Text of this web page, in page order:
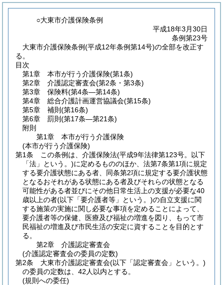
○大東市介護保険条例
平成18年3月30日
条例第23号
大東市介護保険条例(平成12年条例第14号)の全部を改正す
る。
目次
第1章
本市が行う介護保険(第1条)
第2章
介護認定審査会(第2条・第3条)
第3章
保険料(第4条―第14条)
第4章
総合介護計画運営協議会(第15条)
第5章
補則 (第16条)
第6章
罰則 (第17条―第21条)
附則
第1章
本市が行う介護保険
(本市が行う介護保険)
第1条
この条例は、介護保険法(平成9年法律第123号。以下
「法」という。)に定めるもののほか、法第7条第1項に規定
する要介護状態にある者、同条第2項に規定する要介護状態
となるおそれがある状態にある者及びそれらの状態となる
可能性がある者並びにその他日常生活上の支援が必要な40
歳以上の者(以下「要介護者等」という。)の自立支援に関
する施策の実施に関し必要な事項を定めることによって、
要介護者等の保健、医療及び福祉の増進を図り、もって市
民福祉の増進及び市民生活の安定に資することを目的とす
る。
第2章
介護認定審査会
(介護認定審査会の委員の定数)
第2条
大東市介護認定審査会(以下「認定審査会」という。)
の委員の定数は、42人以内とする。
(規則への委任)